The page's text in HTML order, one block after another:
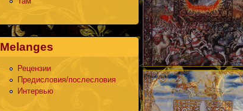
Melanges
Рецензии
Предисловия/послесловия
Интервью